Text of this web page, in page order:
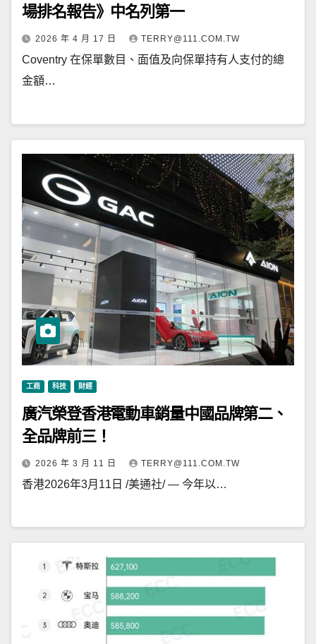
場排名報告》中名列第一
2026 年 4 月 17 日 TERRY@111.COM.TW
Coventry 在保單數目、面值及向保單持有人支付的總
金額…
工商 科技 財經
廣汽榮登香港電動車銷量中國品牌第二、
全品牌前三！
2026 年 3 月 11 日 TERRY@111.COM.TW
香港2026年3月11日 /美通社/ — 今年以…